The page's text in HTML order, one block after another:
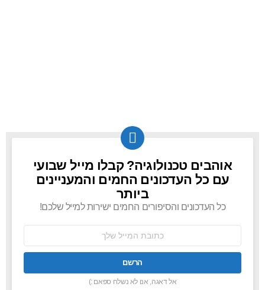
NEWSLETTER
אוהבים טכנולוגיה? קבלו מייל שבועי
עם כל העדכונים החמים והמעניינים
ביותר
כל העדכונים והסיפורים החמים ישירות למייל שלכם!
אל דאגה, אנו לא נשלח ספאם :)